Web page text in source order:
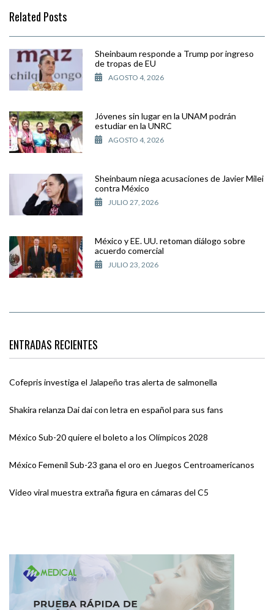
Related Posts
Sheinbaum responde a Trump por ingreso
de tropas de EU
AGOSTO 4, 2026
Jóvenes sin lugar en la UNAM podrán
estudiar en la UNRC
AGOSTO 4, 2026
Sheinbaum niega acusaciones de Javier Milei
contra México
JULIO 27, 2026
México y EE. UU. retoman diálogo sobre
acuerdo comercial
JULIO 23, 2026
ENTRADAS RECIENTES
Cofepris investiga el Jalapeño tras alerta de salmonella
Shakira relanza Dai dai con letra en español para sus fans
México Sub-20 quiere el boleto a los Olímpicos 2028
México Femenil Sub-23 gana el oro en Juegos Centroamericanos
Video viral muestra extraña figura en cámaras del C5